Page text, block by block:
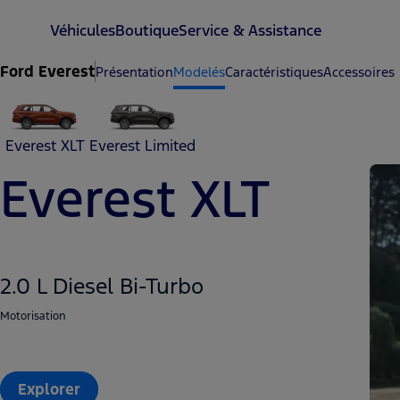
VéhiculesBoutiqueService & Assistance
Ford EverestPrésentationModelésCaractéristiquesAccessoires
Everest XLT Everest Limited
Everest XLT
2.0 L Diesel Bi-Turbo
Motorisation
Explorer